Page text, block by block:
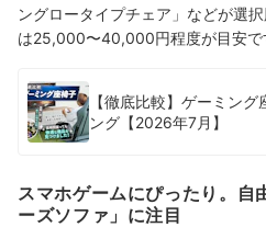
ングロータイプチェア」などが選
は25,000〜40,000円程度が目安で
【徹底比較】ゲーミン
ング【2026年7月】
スマホゲームにぴったり。自
ーズソファ」に注目